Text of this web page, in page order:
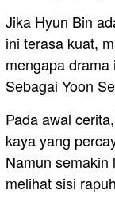
Jika Hyun Bin
ini terasa kuat,
mengapa
Sebagai Yoon
Pada awal
kaya yang
Namun semakin
melihat sisi